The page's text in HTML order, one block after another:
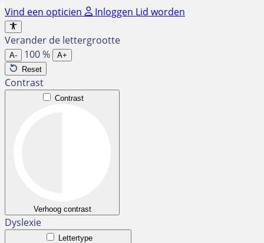
Ga
naar
de
inhoud
Vind een opticien Inloggen Lid worden
Verander de lettergrootte
A- 100%
A+
Reset
Contrast
Contrast
Verhoog contrast
Dyslexie
Lettertype